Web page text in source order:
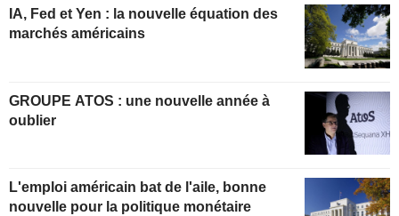
IA, Fed et Yen : la nouvelle équation des
marchés américains
GROUPE ATOS : une nouvelle année à
oublier
L'emploi américain bat de l'aile, bonne
nouvelle pour la politique monétaire